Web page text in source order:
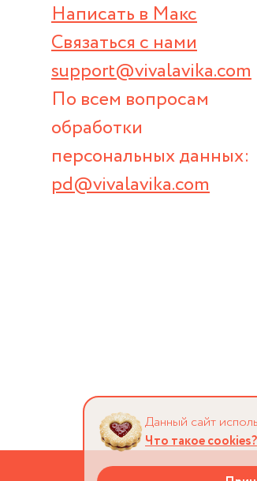
Написать в Макс
Связаться с нами
support@vivalavika.com
По всем вопросам
обработки
персональных данных:
pd@vivalavika.com
Данный сайт
Что такое cookies?